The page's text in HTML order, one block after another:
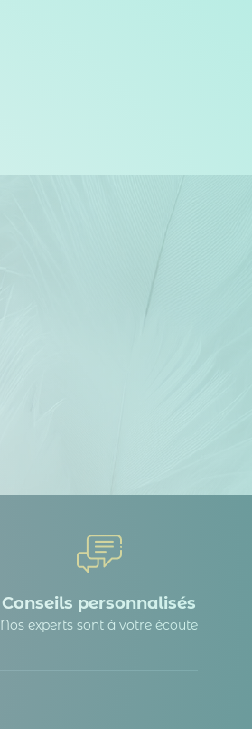
Conseils personnalisés
Nos experts sont à votre écoute